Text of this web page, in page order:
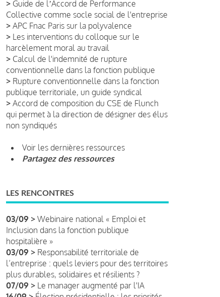
> Guide de lʼAccord de Performance
Collective comme socle social de l'entreprise
> APC Fnac Paris sur la polyvalence
> Les interventions du colloque sur le
harcèlement moral au travail
> Calcul de l'indemnité de rupture
conventionnelle dans la fonction publique
> Rupture conventionnelle dans la fonction
publique territoriale, un guide syndical
> Accord de composition du CSE de Flunch
qui permet à la direction de désigner des élus
non syndiqués
Voir les dernières ressources
Partagez des ressources
LES RENCONTRES
03/09 > Webinaire national « Emploi et
Inclusion dans la fonction publique
hospitalière »
03/09 > Responsabilité territoriale de
l’entreprise : quels leviers pour des territoires
plus durables, solidaires et résilients ?
07/09 > Le manager augmenté par l'IA